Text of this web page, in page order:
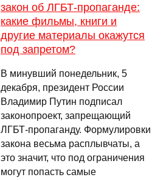
закон об ЛГБТ-пропаганде:
какие фильмы, книги и
другие материалы окажутся
под запретом?
В минувший понедельник, 5
декабря, президент России
Владимир Путин подписал
законопроект, запрещающий
ЛГБТ-пропаганду. Формулировки
закона весьма расплывчаты, а
это значит, что под ограничения
могут попасть самые